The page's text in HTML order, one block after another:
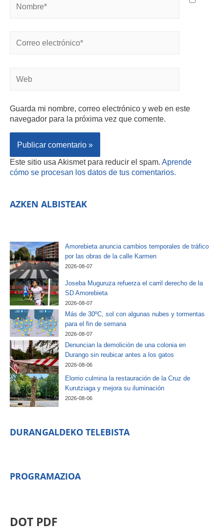
Guarda mi nombre, correo electrónico y web en este
navegador para la próxima vez que comente.
Este sitio usa Akismet para reducir el spam. Aprende
cómo se procesan los datos de tus comentarios.
AZKEN ALBISTEAK
Amorebieta anuncia cambios temporales de tráfico
por las obras de la calle Karmen
2026-08-07
Joseba Muguruza refuerza el carril derecho de la
SD Amorebieta
2026-08-07
Más de 30ºC, sol con algunas nubes y tormentas
para el fin de semana
2026-08-07
Denuncian la demolición de una colonia en
Durango sin reubicar antes a los gatos
2026-08-06
Elorrio culmina la restauración de la Cruz de
Kurutziaga y mejora su iluminación
2026-08-06
DURANGALDEKO TELEBISTA
PROGRAMAZIOA
DOT PDF